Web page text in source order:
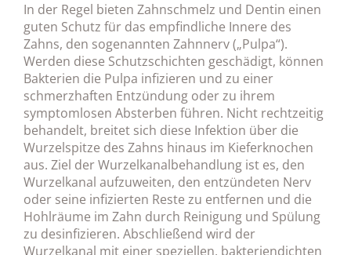
In der Regel bieten Zahnschmelz und Dentin einen
guten Schutz für das empfindliche Innere des
Zahns, den sogenannten Zahnnerv („Pulpa“).
Werden diese Schutzschichten geschädigt, können
Bakterien die Pulpa infizieren und zu einer
schmerzhaften Entzündung oder zu ihrem
symptomlosen Absterben führen. Nicht rechtzeitig
behandelt, breitet sich diese Infektion über die
Wurzelspitze des Zahns hinaus im Kieferknochen
aus. Ziel der Wurzelkanalbehandlung ist es, den
Wurzelkanal aufzuweiten, den entzündeten Nerv
oder seine infizierten Reste zu entfernen und die
Hohlräume im Zahn durch Reinigung und Spülung
zu desinfizieren. Abschließend wird der
Wurzelkanal mit einer speziellen, bakteriendichten